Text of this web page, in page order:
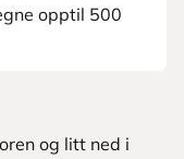
opptil 500
og litt ned i